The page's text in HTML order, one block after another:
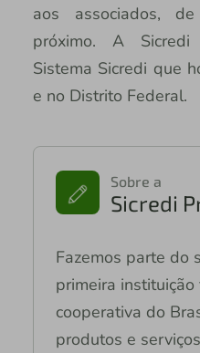
aos associados,
próximo. A
Sistema Sicredi que
e no Distrito Federal.
Sobre a
Sicredi
Fazemos parte do
primeira instituição
cooperativa do
produtos e